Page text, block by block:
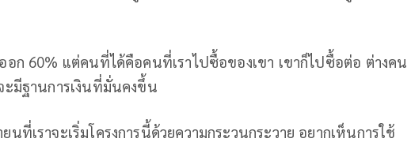
อก 60% แต่คนที่ได้คือคนที่เราไปซื้อของเขา เขาก็ไปซื้อต่อ ต่างคน
ะมีฐานการเงินที่มั่นคงขึ้น
ที่เราจะเริ่มโครงการนี้ด้วยความกระวนกระวาย อยากเห็นการใช้